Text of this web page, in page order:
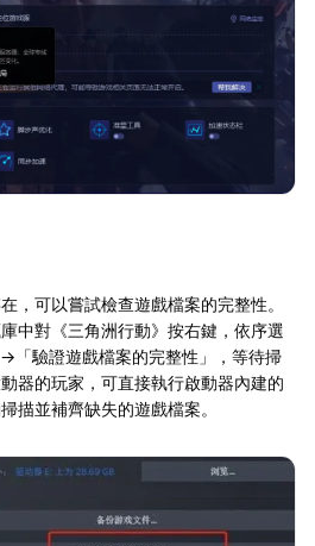
，可以嘗試檢查遊戲檔案的完整性。
中對《三角洲行動》按右鍵，依序選
「驗證遊戲檔案的完整性」，等待掃
器的玩家，可直接執行啟動器內建的
描並補齊缺失的遊戲檔案。